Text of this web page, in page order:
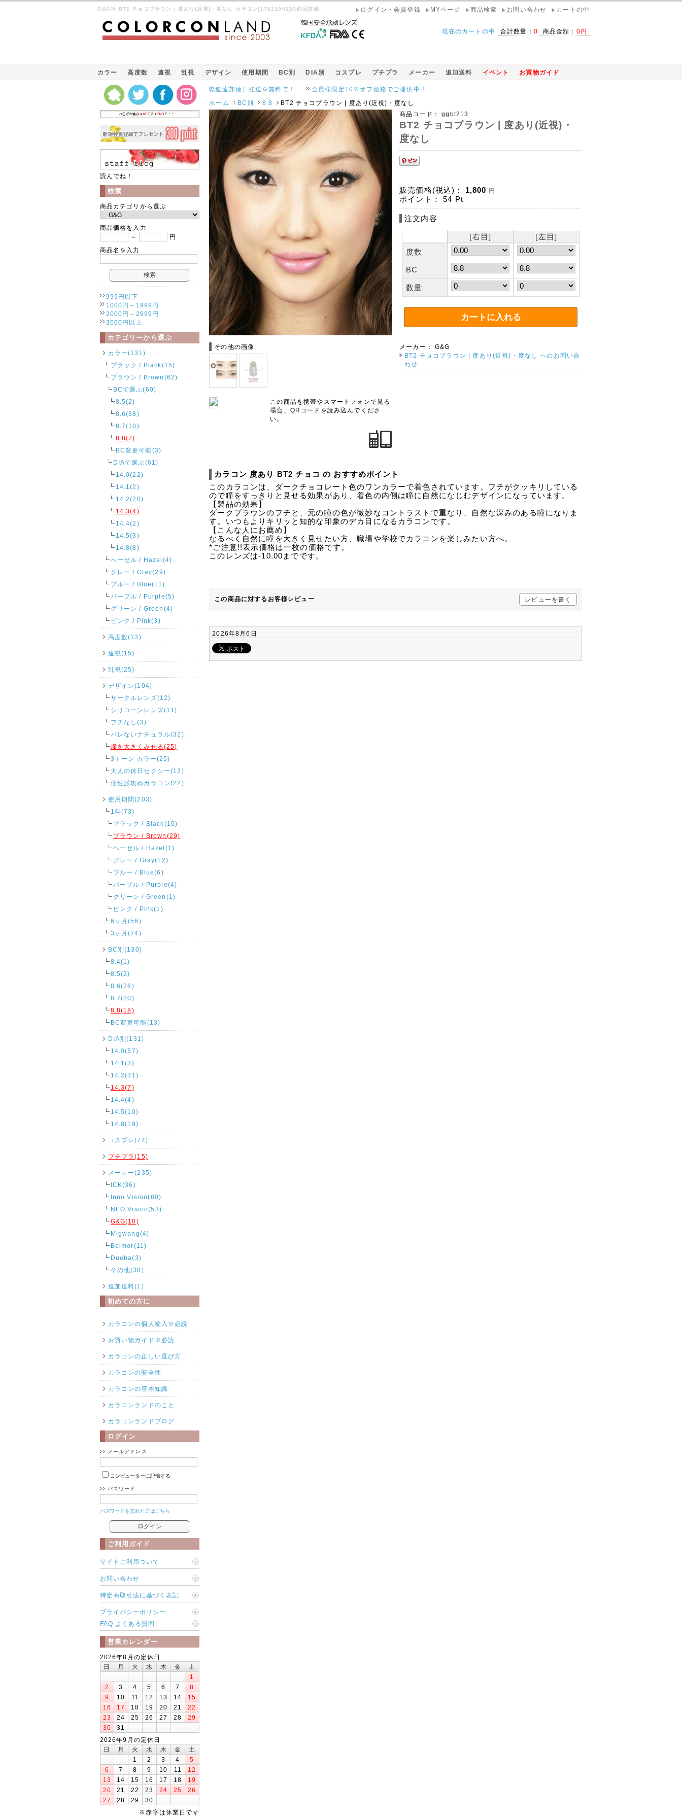
G&G社 BT2 チョコブラウン | 度あり(近視)・度なし カラコン[17021001]の商品詳細 ログイン・会員登録 MYページ 商品検索 お問い合わせ カートの中
現在のカートの中 合計数量： 0 商品金額： 0円
カラー 高度数 遠視 乱視 デザイン 使用期間 BC別 DIA別 コスプレ プチプラ メーカー 追加送料 イベント お買物ガイド
Kパケット（韓国の国際速達郵便）発送を無料で！ 会員様限定10％オフ価格でご提供中！
ホーム BC別 8.8 BT2 チョコブラウン | 度あり(近視)・度なし
その他の画像
この商品を携帯やスマートフォンで見る
場合、QRコードを読み込んでくださ
い。
商品コード： ggbt213
BT2 チョコブラウン | 度あり(近視)・
度なし
販売価格(税込)： 1,800 円
ポイント：54 Pt
注文内容
[右目]
[左目]
度数
BC
数量
メーカー：
G&G
BT2 チョコブラウン | 度あり(近視)・度なし へのお問い合
わせ
カラコン 度あり BT2 チョコ の おすすめポイント
このカラコンは、ダークチョコレート色のワンカラーで着色されています。フチがクッキリしている
ので瞳をすっきりと見せる効果があり、着色の内側は瞳に自然になじむデザインになっています。
【製品の効果】
ダークブラウンのフチと、元の瞳の色が微妙なコントラストで重なり、自然な深みのある瞳になりま
す。いつもよりキリッと知的な印象のデカ目になるカラコンです。
【こんな人にお薦め】
なるべく自然に瞳を大きく見せたい方、職場や学校でカラコンを楽しみたい方へ。
*ご注意!!表示価格は一枚の価格です。
このレンズは-10.00までです。
この商品に対するお客様レビュー レビューを書く
2026年8月6日
読んでね！
検索
商品カテゴリから選ぶ
商品価格を入力
～
円
商品名を入力
999円以下
1000円～1999円
2000円～2999円
3000円以上
カテゴリーから選ぶ
カラー(131)
ブラック / Black(15)
ブラウン / Brown(62)
BCで選ぶ(60)
8.5(2)
8.6(38)
8.7(10)
8.8(7)
BC変更可能(3)
DIAで選ぶ(61)
14.0(22)
14.1(2)
14.2(20)
14.3(4)
14.4(2)
14.5(3)
14.8(8)
ヘーゼル / Hazel(4)
グレー / Gray(29)
ブルー / Blue(11)
パープル / Purple(5)
グリーン / Green(4)
ピンク / Pink(3)
高度数(13)
遠視(15)
乱視(25)
デザイン(104)
サークルレンズ(12)
シリコーンレンズ(11)
フチなし(3)
バレないナチュラル(32)
瞳を大きくみせる(25)
3トーン カラー(25)
大人の休日セクシー(13)
個性派攻めカラコン(22)
使用期間(203)
1年(73)
ブラック / Black(10)
ブラウン / Brown(29)
ヘーゼル / Hazel(1)
グレー / Gray(12)
ブルー / Blue(6)
パープル / Purple(4)
グリーン / Green(1)
ピンク / Pink(1)
6ヶ月(56)
3ヶ月(74)
BC別(130)
8.4(1)
8.5(2)
8.6(76)
8.7(20)
8.8(18)
BC変更可能(13)
DIA別(131)
14.0(57)
14.1(3)
14.2(31)
14.3(7)
14.4(4)
14.5(10)
14.8(19)
コスプレ(74)
プチプラ(15)
メーカー(235)
ICK(36)
Inno Vision(80)
NEO Vision(53)
G&G(10)
Migwang(4)
Belmor(11)
Dueba(3)
その他(38)
追加送料(1)
初めての方に
カラコンの個人輸入※必読
お買い物ガイド※必読
カラコンの正しい選び方
カラコンの安全性
カラコンの基本知識
カラコンランドのこと
カラコンランドブログ
ログイン
メールアドレス
コンピューターに記憶する
パスワード
パスワードを忘れた方はこちら
ご利用ガイド
サイトご利用ついて
お問い合わせ
特定商取引法に基づく表記
プライバシーポリシー
FAQ よくある質問
営業カレンダー
2026年8月の定休日
日
月 火 水 木 金
土
1
2
3 4 5 6 7
8
9
10 11 12 13 14
15
16
17 18 19 20 21
22
23
24 25 26 27 28
29
30
31
2026年9月の定休日
日
月 火 水 木 金
土
1
2 3 4
5
6
7 8 9 10 11
12
13
14 15 16 17 18
19
20
21 22 23 24 25
26
27
28 29
30
※赤字は休業日です